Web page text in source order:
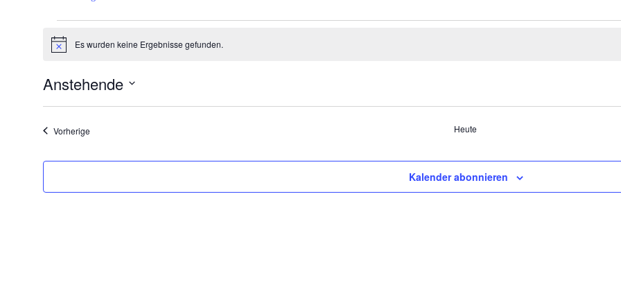
HinweisEs wurden keine Ergebnisse gefunden.
Anstehende
VorherigeVeranstaltungen Heute
Kalender abonnieren